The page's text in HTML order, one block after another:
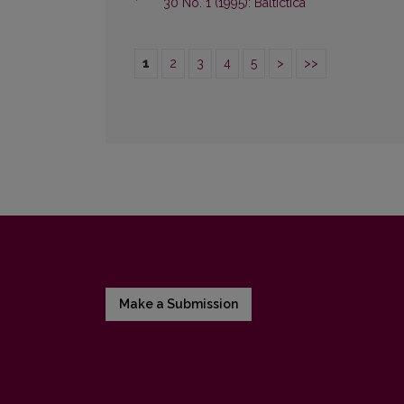
30 No. 1 (1995): Baltictica
1 2 3 4 5 > >>
Make a Submission